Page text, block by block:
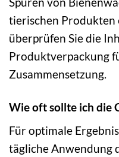
tierischen Produkten
überprüfen Sie die
Produktverpackung
Zusammensetzung.
Wie oft sollte ich die
Für optimale
tägliche Anwendung